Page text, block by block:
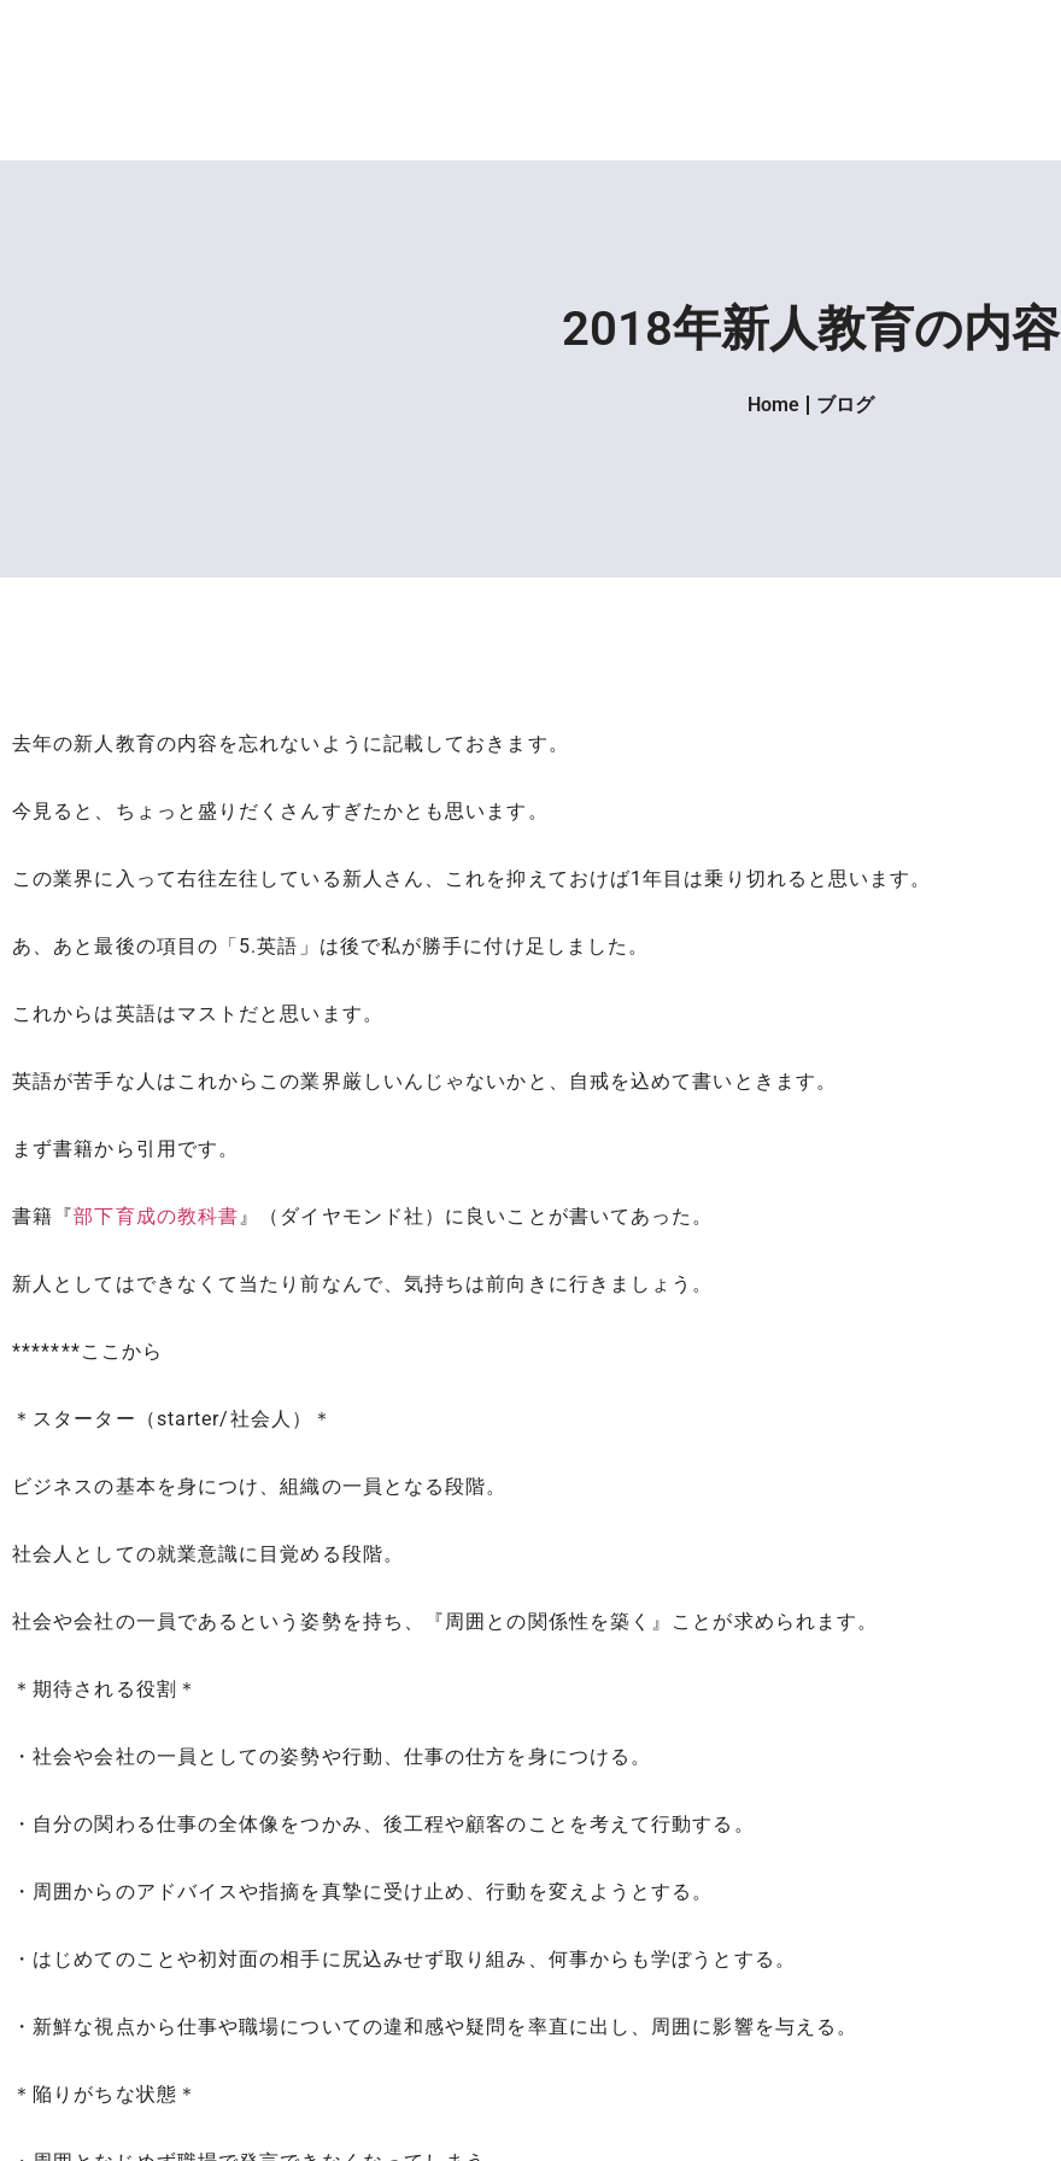
2018年新人教育の内容
Home ブログ
去年の新人教育の内容を忘れないように記載しておきます。
今見ると、ちょっと盛りだくさんすぎたかとも思います。
この業界に入って右往左往している新人さん、これを抑えておけば1年目は乗り切れると思います。
あ、あと最後の項目の「5.英語」は後で私が勝手に付け足しました。
これからは英語はマストだと思います。
英語が苦手な人はこれからこの業界厳しいんじゃないかと、自戒を込めて書いときます。
まず書籍から引用です。
書籍『部下育成の教科書』（ダイヤモンド社）に良いことが書いてあった。
新人としてはできなくて当たり前なんで、気持ちは前向きに行きましょう。
*******ここから
＊スターター（starter/社会人）＊
ビジネスの基本を身につけ、組織の一員となる段階。
社会人としての就業意識に目覚める段階。
社会や会社の一員であるという姿勢を持ち、『周囲との関係性を築く』ことが求められます。
＊期待される役割＊
・社会や会社の一員としての姿勢や行動、仕事の仕方を身につける。
・自分の関わる仕事の全体像をつかみ、後工程や顧客のことを考えて行動する。
・周囲からのアドバイスや指摘を真摯に受け止め、行動を変えようとする。
・はじめてのことや初対面の相手に尻込みせず取り組み、何事からも学ぼうとする。
・新鮮な視点から仕事や職場についての違和感や疑問を率直に出し、周囲に影響を与える。
＊陥りがちな状態＊